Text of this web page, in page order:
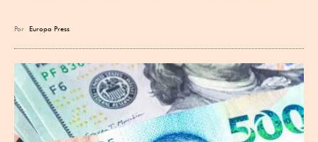
Por Europa Press